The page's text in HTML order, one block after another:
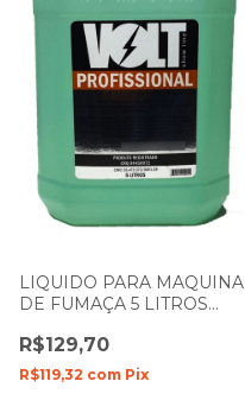
LIQUIDO PARA MAQUINA
DE FUMAÇA 5 LITROS
FRUTTI VOLT
R$129,70
R$119,32 com Pix